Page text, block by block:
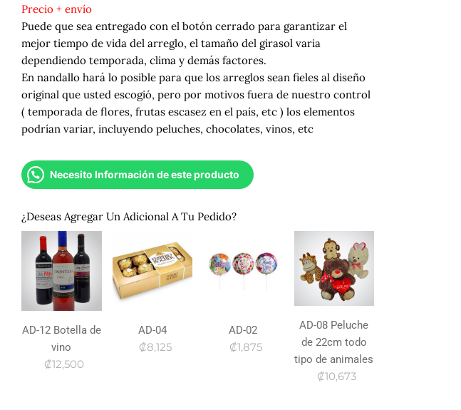
Precio + envío
Puede que sea entregado con el botón cerrado para garantizar el
mejor tiempo de vida del arreglo, el tamaño del girasol varia
dependiendo temporada, clima y demás factores.
En nandallo hará lo posible para que los arreglos sean fieles al diseño
original que usted escogió, pero por motivos fuera de nuestro control
( temporada de flores, frutas escasez en el país, etc ) los elementos
podrían variar, incluyendo peluches, chocolates, vinos, etc
Necesito Información de este producto
¿Deseas Agregar Un Adicional A Tu Pedido?
AD-12 Botella de
vino
₡12,500
AD-04
₡8,125
AD-02
₡1,875
AD-08 Peluche
de 22cm todo
tipo de animales
₡10,673